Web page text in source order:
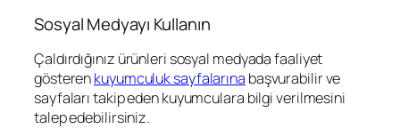
Sosyal Medyayı Kullanın
Çaldırdığınız ürünleri sosyal medyada faaliyet
gösterenkuyumculuk sayfalarına başvurabilir ve
sayfaları takip eden kuyumculara bilgi verilmesini
talep edebilirsiniz.